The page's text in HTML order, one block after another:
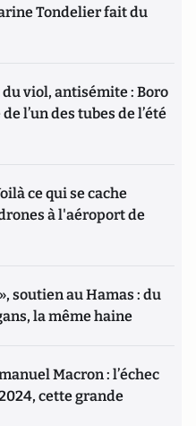
Tondelier fait du
viol, antisémite : Boro
l’un des tubes de l’été
ce qui se cache
à l'aéroport de
soutien au Hamas : du
la même haine
Macron : l’échec
cette grande